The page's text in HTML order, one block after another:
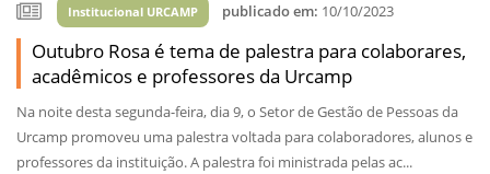
Institucional URCAMP publicado em: 10/10/2023
Outubro Rosa é tema de palestra para colaborares,
acadêmicos e professores da Urcamp
Na noite desta segunda-feira, dia 9, o Setor de Gestão de Pessoas da
Urcamp promoveu uma palestra voltada para colaboradores, alunos e
professores da instituição. A palestra foi ministrada pelas ac...